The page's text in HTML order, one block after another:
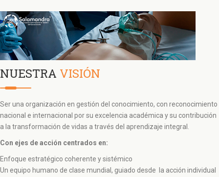
NUESTRA VISIÓN
Ser una organización en gestión del conocimiento, con reconocimiento
nacional e internacional por su excelencia académica y su contribución
a la transformación de vidas a través del aprendizaje integral.
Con ejes de acción centrados en:
Enfoque estratégico coherente y sistémico
Un equipo humano de clase mundial, guiado desde la acción individual